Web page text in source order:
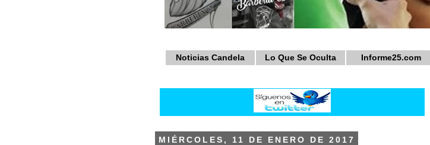
Noticias Candela Lo Que Se Oculta Informe25.com
MIÉRCOLES, 11 DE ENERO DE 2017